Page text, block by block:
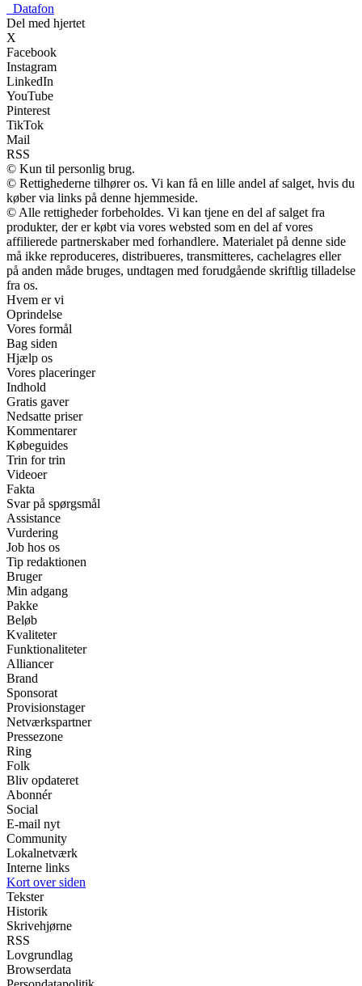
Datafon
Del med hjertet
X
Facebook
Instagram
LinkedIn
YouTube
Pinterest
TikTok
Mail
RSS
© Kun til personlig brug.
© Rettighederne tilhører os. Vi kan få en lille andel af salget, hvis du
køber via links på denne hjemmeside.
© Alle rettigheder forbeholdes. Vi kan tjene en del af salget fra
produkter, der er købt via vores websted som en del af vores
affilierede partnerskaber med forhandlere. Materialet på denne side
må ikke reproduceres, distribueres, transmitteres, cachelagres eller
på anden måde bruges, undtagen med forudgående skriftlig tilladelse
fra os.
Hvem er vi
Oprindelse
Vores formål
Bag siden
Hjælp os
Vores placeringer
Indhold
Gratis gaver
Nedsatte priser
Kommentarer
Købeguides
Trin for trin
Videoer
Fakta
Svar på spørgsmål
Assistance
Vurdering
Job hos os
Tip redaktionen
Bruger
Min adgang
Pakke
Beløb
Kvaliteter
Funktionaliteter
Alliancer
Brand
Sponsorat
Provisionstager
Netværkspartner
Pressezone
Ring
Folk
Bliv opdateret
Abonnér
Social
E-mail nyt
Community
Lokalnetværk
Interne links
Kort over siden
Tekster
Historik
Skrivehjørne
RSS
Lovgrundlag
Browserdata